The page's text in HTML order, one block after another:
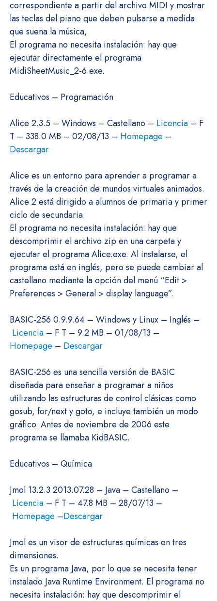
correspondiente a partir del archivo MIDI y mostrar
las teclas del piano que deben pulsarse a medida
que suena la música,
El programa no necesita instalación: hay que
ejecutar directamente el programa
MidiSheetMusic_2-6.exe.
Educativos – Programación
Alice 2.3.5 – Windows – Castellano – Licencia – F
T – 338.0 MB – 02/08/13 – Homepage –
Descargar
Alice es un entorno para aprender a programar a
través de la creación de mundos virtuales animados.
Alice 2 está dirigido a alumnos de primaria y primer
ciclo de secundaria.
El programa no necesita instalación: hay que
descomprimir el archivo zip en una carpeta y
ejecutar el programa Alice.exe. Al instalarse, el
programa está en inglés, pero se puede cambiar al
castellano mediante la opción del menú “Edit >
Preferences > General > display language”.
BASIC-256 0.9.9.64 – Windows y Linux – Inglés –
Licencia – F T – 9.2 MB – 01/08/13 –
Homepage – Descargar
BASIC-256 es una sencilla versión de BASIC
diseñada para enseñar a programar a niños
utilizando las estructuras de control clásicas como
gosub, for/next y goto, e incluye también un modo
gráfico. Antes de noviembre de 2006 este
programa se llamaba KidBASIC.
Educativos – Química
Jmol 13.2.3 2013.07.28 – Java – Castellano –
Licencia – F T – 47.8 MB – 28/07/13 –
Homepage –Descargar
Jmol es un visor de estructuras químicas en tres
dimensiones.
Es un programa Java, por lo que se necesita tener
instalado Java Runtime Environment. El programa no
necesita instalación: hay que descomprimir el